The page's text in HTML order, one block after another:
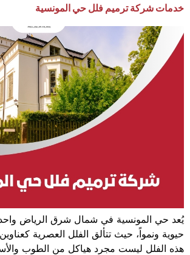
خدمات شركة ترميم فلل حي المونسية
يُعد حي المونسية في شمال شرق الرياض واحداً
حيوية ونمواً، حيث تتألق الفلل العصرية
هذه الفلل ليست مجرد هياكل من الطوب